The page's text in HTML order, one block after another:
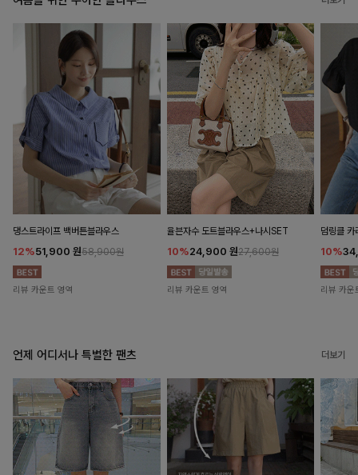
댕스트라이프 백버튼블라우스
12%51,900 원58,900원
리뷰 카운트 영역
율븐자수 도트블라우스+나시SET
10%24,900 원27,600원
리뷰 카운트 영역
덤링클 카
10%
리뷰 카운
언제 어디서나 특별한 팬츠 더보기